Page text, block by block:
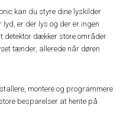
kan du styre dine lyskilder
er der lys og der er ingen
detektor dækker store områder
tænder, allerede når døren
montere og programmere
besparelser at hente på